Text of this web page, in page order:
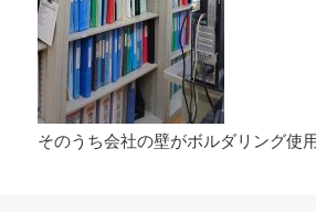
そのうち会社の壁がボルダリング使